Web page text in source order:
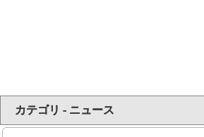
カテゴリ - ニュース